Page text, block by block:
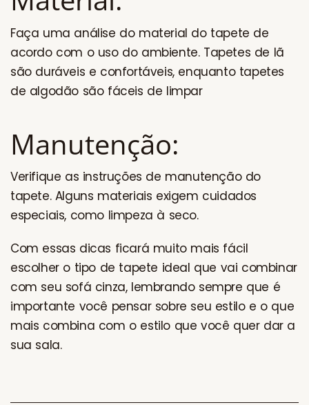
Faça uma análise do material do tapete de
acordo com o uso do ambiente. Tapetes de lã
são duráveis e confortáveis, enquanto tapetes
de algodão são fáceis de limpar
Manutenção:
Verifique as instruções de manutenção do
tapete. Alguns materiais exigem cuidados
especiais, como limpeza à seco.
Com essas dicas ficará muito mais fácil
escolher o tipo de tapete ideal que vai combinar
com seu sofá cinza, lembrando sempre que é
importante você pensar sobre seu estilo e o que
mais combina com o estilo que você quer dar a
sua sala.